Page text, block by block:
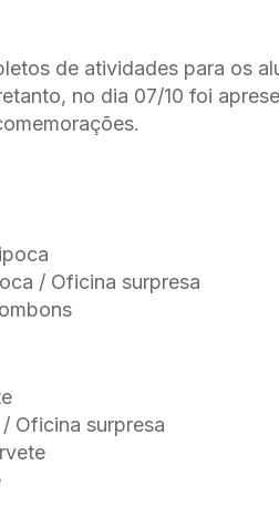
de atividades para os
no dia 07/10 foi
/ Oficina surpresa
Oficina surpresa